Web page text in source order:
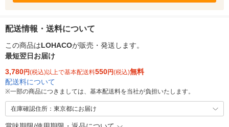
配送情報・送料について
この商品はLOHACOが販売・発送します。
最短翌日お届け
3,780円(税込)以上で基本配送料550円(税込)無料
配送料について
※一部の商品につきましては、基本配送料を当社が負担いたします。
在庫確認住所：東京都にお届け